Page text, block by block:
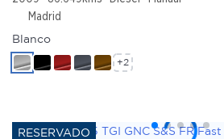
Madrid
Blanco
+2